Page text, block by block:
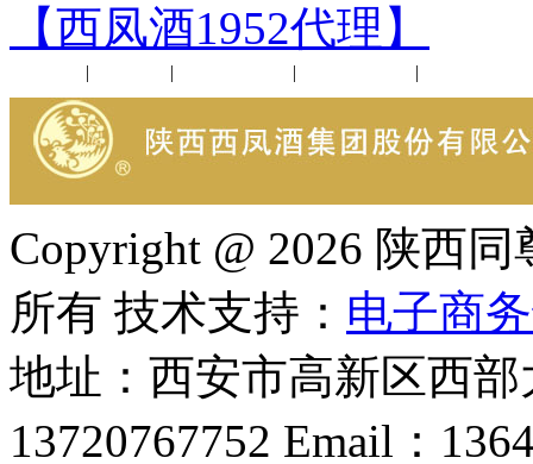
【西凤酒1952代理】
| | | |
Copyright @ 2026 陕西
所有 技术支持： 电子商
地址：西安市高新区西
13720767752 Email：